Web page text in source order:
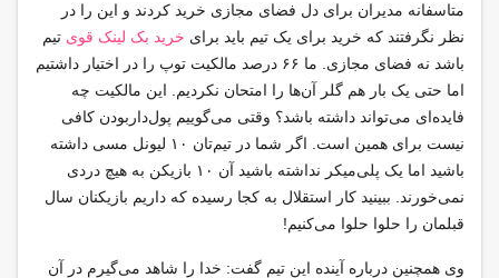
متاسفانه مدیران برای دل فضای مجازی خرید کردند و این را در
نظر نگرفتند که خرید برای یک تیم باید برای خرید بک لینک قوی تیم
باشد نه فضای مجازی. ما ۶۶ درصد مالکیت توپ را در اختیار داشتیم
اما حتی یک بار هم گلر آن‌ها را امتحان نکردیم. این مالکیت چه
فایده‌ای می‌تواند داشته باشد؟ وقتی می‌گوییم پول‌داربودن کافی
نیست برای همین است. اگر شما در تیم‌تان ۱۰ لیونل مسی داشته
باشید اما یک پلی‌میکر نداشته باشید آن ۱۰ بازیکن به هیچ دردی
نمی‌خورند. ببینید کار استقلال به کجا رسیده که داریم بازیکنان سال
قبلمان را حلوا حلوا می‌کنیم!
وی همچنین درباره آینده این تیم گفت: خدا را شاهد می‌گیرم در آن